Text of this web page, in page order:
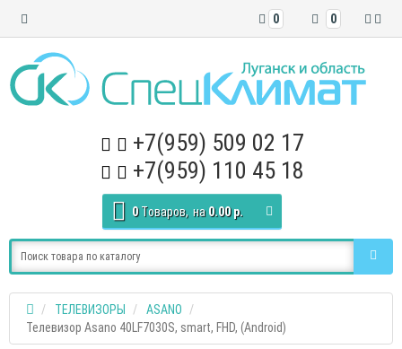
0
0
+7(959) 509 02 17
+7(959) 110 45 18
0 Tоваров, на 0.00 р.
ТЕЛЕВИЗОРЫ
ASANO
Телевизор Asano 40LF7030S, smart, FHD, (Android)